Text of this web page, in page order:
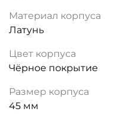
Материал корпуса
Латунь
Цвет корпуса
Чёрное покрытие
Размер корпуса
45 мм